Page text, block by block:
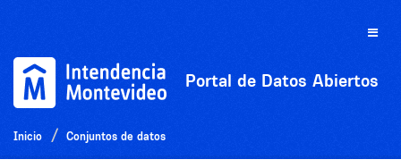
Toggle
Portal de Datos Abiertos
Inicio Conjuntos de datos